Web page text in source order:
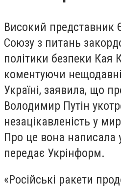
Високий представник
Союзу з питань
політики безпеки Кая
коментуючи
Україні, заявила, що
Володимир Путін
незацікавленість у
Про це вона написала
передає Укрінформ.
«Російські ракети